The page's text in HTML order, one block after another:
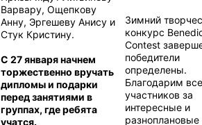
Варвару, Ощепкову
Анну, Эргешеву Анису и
Стук Кристину.
С 27 января начнем
торжественно вручать
дипломы и подарки
перед занятиями в
группах, где ребята
учатся.
Зимний
конкурс
Contest
победители
определены.
Благодарим
участников за
интересные и